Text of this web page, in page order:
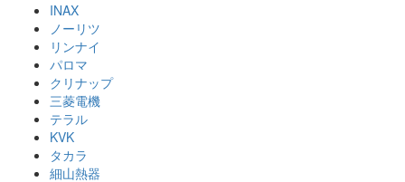
INAX
ノーリツ
リンナイ
パロマ
クリナップ
三菱電機
テラル
KVK
タカラ
細山熱器